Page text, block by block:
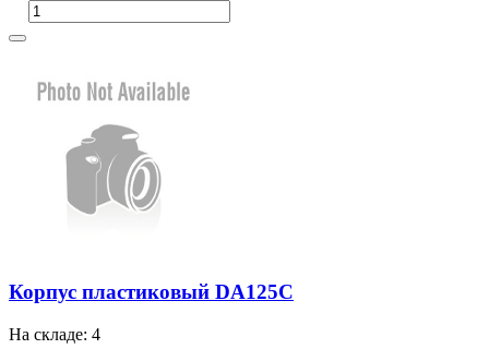
Корпус пластиковый DA125C
На складе: 4